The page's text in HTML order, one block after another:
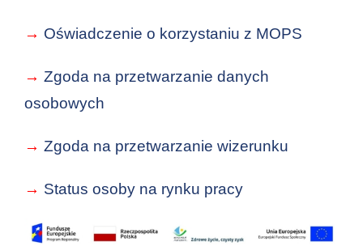
→ Oświadczenie o korzystaniu z MOPS
→ Zgoda na przetwarzanie danych
osobowych
→ Zgoda na przetwarzanie wizerunku
→ Status osoby na rynku pracy